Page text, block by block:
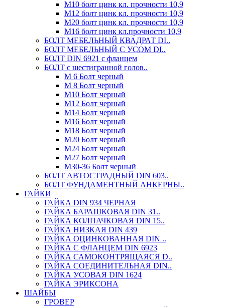
М10 болт цинк кл. прочности 10,9
М12 болт цинк кл. прочности 10,9
М20 болт цинк кл. прочности 10,9
М16 болт цинк кл.прочности 10,9
БОЛТ МЕБЕЛЬНЫЙ КВАДРАТ DI..
БОЛТ МЕБЕЛЬНЫЙ С УСОМ DI..
БОЛТ DIN 6921 c фланцем
БОЛТ с шестигранной голов..
М 6 Болт черный
М 8 Болт черный
М10 Болт черный
М12 Болт черный
М14 Болт черный
М16 Болт черный
М18 Болт черный
М20 Болт черный
М24 Болт черный
М27 Болт черный
М30-36 Болт черный
БОЛТ АВТОСТРАДНЫЙ DIN 603..
БОЛТ ФУНДАМЕНТНЫЙ АНКЕРНЫ..
ГАЙКИ
ГАЙКА DIN 934 ЧЕРНАЯ
ГАЙКА БАРАШКОВАЯ DIN 31..
ГАЙКА КОЛПАЧКОВАЯ DIN 15..
ГАЙКА НИЗКАЯ DIN 439
ГАЙКА ОЦИНКОВАННАЯ DIN ..
ГАЙКА С ФЛАНЦЕМ DIN 6923
ГАЙКА САМОКОНТРЯЩАЯСЯ D..
ГАЙКА СОЕДИНИТЕЛЬНАЯ DIN..
ГАЙКА УСОВАЯ DIN 1624
ГАЙКА ЭРИКСОНА
ШАЙБЫ
ГРОВЕР